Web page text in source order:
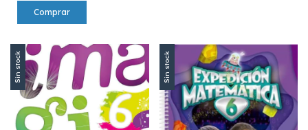
Sin stock Sin stock